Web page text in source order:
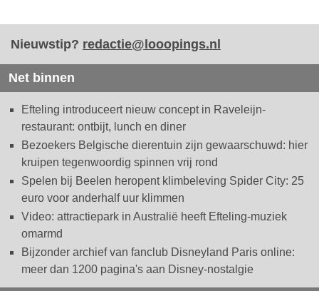
Nieuwstip? redactie@looopings.nl
Net binnen
Efteling introduceert nieuw concept in Raveleijn-
restaurant: ontbijt, lunch en diner
Bezoekers Belgische dierentuin zijn gewaarschuwd: hier
kruipen tegenwoordig spinnen vrij rond
Spelen bij Beelen heropent klimbeleving Spider City: 25
euro voor anderhalf uur klimmen
Video: attractiepark in Australië heeft Efteling-muziek
omarmd
Bijzonder archief van fanclub Disneyland Paris online:
meer dan 1200 pagina's aan Disney-nostalgie